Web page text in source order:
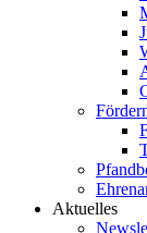
Aktuelles